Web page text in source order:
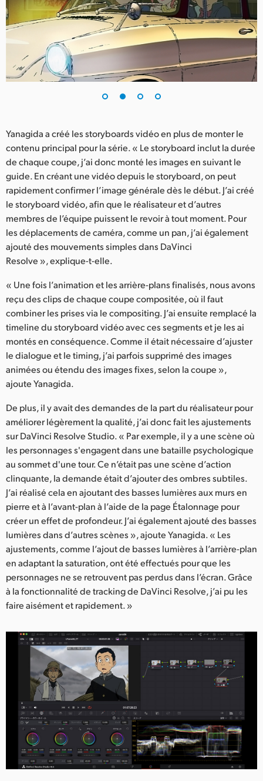
UAE
United Kingdom
United States
Yanagida a créé les storyboards vidéo en plus de monter le
contenu principal pour la série. « Le storyboard inclut la durée
de chaque coupe, j’ai donc monté les images en suivant le
guide. En créant une vidéo depuis le storyboard, on peut
rapidement confirmer l’image générale dès le début. J’ai créé
le storyboard vidéo, afin que le réalisateur et d’autres
membres de l’équipe puissent le revoir à tout moment. Pour
les déplacements de caméra, comme un pan, j’ai également
ajouté des mouvements simples dans DaVinci
Resolve », explique-t-elle.
« Une fois l’animation et les arrière-plans finalisés, nous avons
reçu des clips de chaque coupe compositée, où il faut
combiner les prises via le compositing. J’ai ensuite remplacé la
timeline du storyboard vidéo avec ces segments et je les ai
montés en conséquence. Comme il était nécessaire d’ajuster
le dialogue et le timing, j’ai parfois supprimé des images
animées ou étendu des images fixes, selon la coupe »,
ajoute Yanagida.
De plus, il y avait des demandes de la part du réalisateur pour
améliorer légèrement la qualité, j’ai donc fait les ajustements
sur DaVinci Resolve Studio. « Par exemple, il y a une scène où
les personnages s'engagent dans une bataille psychologique
au sommet d'une tour. Ce n’était pas une scène d’action
clinquante, la demande était d’ajouter des ombres subtiles.
J’ai réalisé cela en ajoutant des basses lumières aux murs en
pierre et à l’avant-plan à l’aide de la page Étalonnage pour
créer un effet de profondeur. J’ai également ajouté des basses
lumières dans d’autres scènes », ajoute Yanagida. « Les
ajustements, comme l’ajout de basses lumières à l’arrière-plan
en adaptant la saturation, ont été effectués pour que les
personnages ne se retrouvent pas perdus dans l’écran. Grâce
à la fonctionnalité de tracking de DaVinci Resolve, j’ai pu les
faire aisément et rapidement. »